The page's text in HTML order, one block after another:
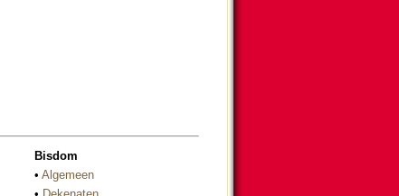
Bisdom
• Algemeen